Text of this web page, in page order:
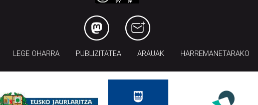
LEGE OHARRA PUBLIZITATEA ARAUAK HARREMANETARAKO